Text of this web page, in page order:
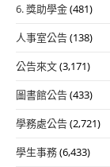
6. 獎助學金(481)
人事室公告(138)
公告來文(3,171)
圖書館公告(433)
學務處公告(2,721)
學生事務(6,433)